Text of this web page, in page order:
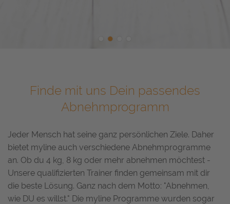
•
Finde mit uns Dein passendes
Abnehmprogramm
Jeder Mensch hat seine ganz persönlichen Ziele. Daher
bietet myline auch verschiedene Abnehmprogramme
an. Ob du 4 kg, 8 kg oder mehr abnehmen möchtest -
Unsere qualifizierten Trainer finden gemeinsam mit dir
die beste Lösung. Ganz nach dem Motto: "Abnehmen,
wie DU es willst." Die myline Programme wurden sogar